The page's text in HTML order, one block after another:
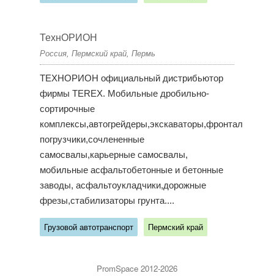
ТехнОРИОН
Россия, Пермский край, Пермь
ТЕХНОРИОН официальный дистрибьютор
фирмы TEREX. Мобильные дробильно-
сортирочные
комплексы,автогрейдеры,экскаваторы,фронтальные
погрузчики,сочлененные
самосвалы,карьерные самосвалы,
мобильные асфальтобетонные и бетонные
заводы, асфальтоукладчики,дорожные
фрезы,стабилизаторы грунта....
Грузовой автотранспорт Пермский край
PromSpace 2012-2026